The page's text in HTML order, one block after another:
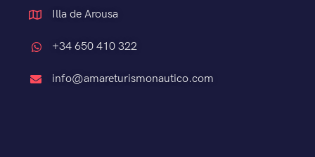
Illa de Arousa
+34 650 410 322
info@amareturismonautico.com